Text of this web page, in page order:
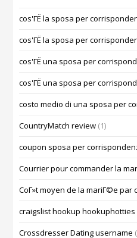
cos'ГЁ la sposa per
cos'ГЁ la sposa per
cos'ГЁ una sposa per
cos'ГЁ una sposa per
costo medio di una sposa per
CountryMatch review (1)
coupon sposa per
Courrier pour commander la
CoГ»t moyen de la mariГ©e par
craigslist hookup
Crossdresser Dating username